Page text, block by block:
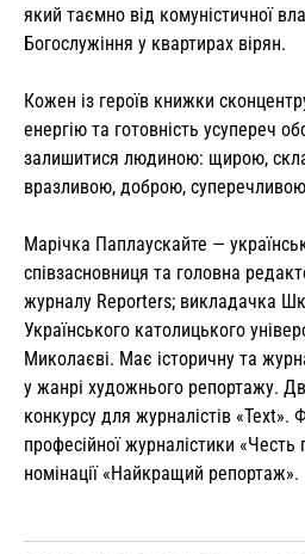
який таємно від комуністичної
Богослужіння у квартирах вірян.
Кожен із героїв книжки
енергію та готовність усупереч
залишитися людиною: щирою,
вразливою, доброю,
Марічка Паплаускайте —
співзасновниця та головна
журналу Reporters; викладачка
Українського католицького
Миколаєві. Має історичну та
у жанрі художнього репортажу.
конкурсу для журналістів «Text».
професійної журналістики «Честь
номінації «Найкращий репортаж».